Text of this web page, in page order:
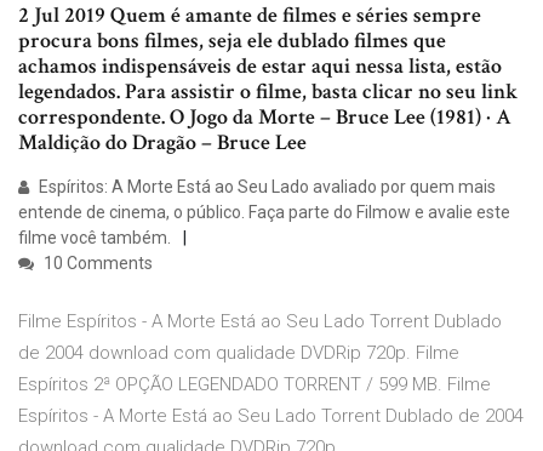
2 Jul 2019 Quem é amante de filmes e séries sempre
procura bons filmes, seja ele dublado filmes que
achamos indispensáveis de estar aqui nessa lista, estão
legendados. Para assistir o filme, basta clicar no seu link
correspondente. O Jogo da Morte – Bruce Lee (1981) · A
Maldição do Dragão – Bruce Lee
Espíritos: A Morte Está ao Seu Lado avaliado por quem mais
entende de cinema, o público. Faça parte do Filmow e avalie este
filme você também.
10 Comments
Filme Espíritos - A Morte Está ao Seu Lado Torrent Dublado
de 2004 download com qualidade DVDRip 720p. Filme
Espíritos 2ª OPÇÃO LEGENDADO TORRENT / 599 MB. Filme
Espíritos - A Morte Está ao Seu Lado Torrent Dublado de 2004